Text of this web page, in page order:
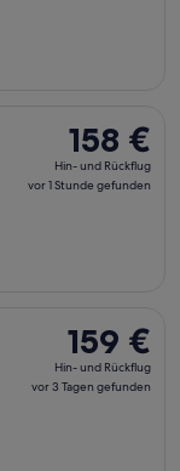
158 €
Hin-
und
158 €
Hin- und Rückflug
vor 1 Stunde gefunden
159 €
Hin-
und
159 €
Hin- und Rückflug
vor 3 Tagen gefunden